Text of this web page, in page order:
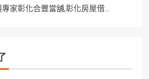
家彰化合豐當舖,彰化房屋借...